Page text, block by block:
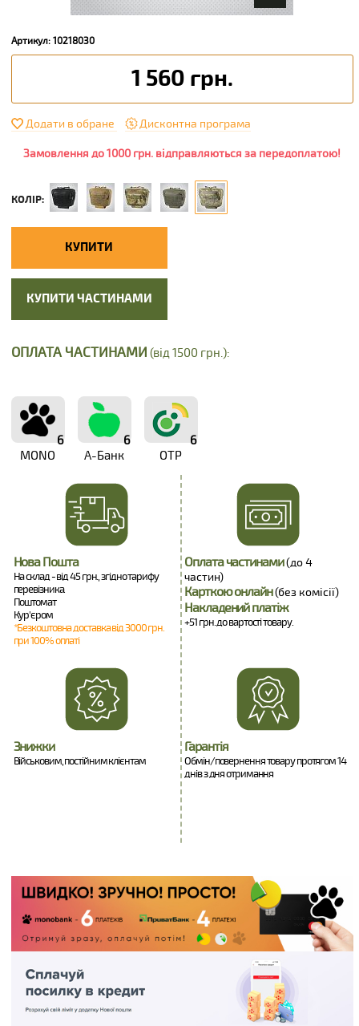
Артикул: 10218030
1 560 грн.
Додати в обране Дисконтна програма
Замовлення до 1000 грн. відправляються за передоплатою!
КОЛІР:
КУПИТИ
КУПИТИ ЧАСТИНАМИ
ОПЛАТА ЧАСТИНАМИ (від 1500 грн.):
6
MONO
6
А-Банк
6
OTP
Нова Пошта
На склад - від 45 грн., згідно тарифу
перевізника.
Поштомат
Кур'єром
*Безкоштовна доставка від 3000 грн.
при 100% оплаті
Оплата частинами(до 4
частин)
Карткою онлайн(без комісії)
Накладений платіж
+51 грн. до вартості товару.
Знижки
Військовим, постійним клієнтам
Гарантія
Обмін/повернення товару протягом 14
днів з дня отримання